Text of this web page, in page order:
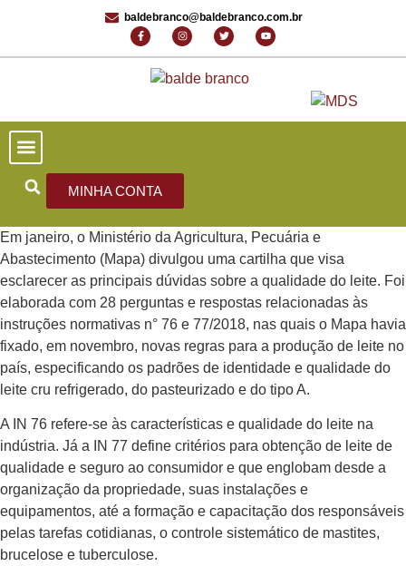
baldebranco@baldebranco.com.br
MINHA CONTA
Em janeiro, o Ministério da Agricultura, Pecuária e
Abastecimento (Mapa) divulgou uma cartilha que visa
esclarecer as principais dúvidas sobre a qualidade do leite. Foi
elaborada com 28 perguntas e respostas relacionadas às
instruções normativas n° 76 e 77/2018, nas quais o Mapa havia
fixado, em novembro, novas regras para a produção de leite no
país, especificando os padrões de identidade e qualidade do
leite cru refrigerado, do pasteurizado e do tipo A.
A IN 76 refere-se às características e qualidade do leite na
indústria. Já a IN 77 define critérios para obtenção de leite de
qualidade e seguro ao consumidor e que englobam desde a
organização da propriedade, suas instalações e
equipamentos, até a formação e capacitação dos responsáveis
pelas tarefas cotidianas, o controle sistemático de mastites,
brucelose e tuberculose.